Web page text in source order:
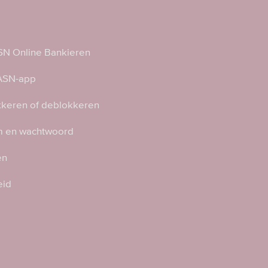
Online Bankieren
app
of deblokkeren
en wachtwoord